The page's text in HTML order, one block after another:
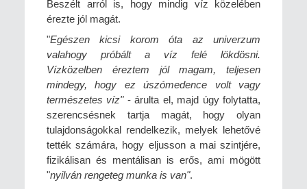
Beszélt arról is, hogy mindig víz közelében
érezte jól magát.
"Egészen kicsi korom óta az univerzum
valahogy próbált a víz felé lökdösni.
Vízközelben éreztem jól magam, teljesen
mindegy, hogy ez úszómedence volt vagy
természetes víz"- árulta el, majd úgy folytatta,
szerencsésnek tartja magát, hogy olyan
tulajdonságokkal rendelkezik, melyek lehetővé
tették számára, hogy eljusson a mai szintjére,
fizikálisan és mentálisan is erős, ami mögött
"nyilván rengeteg munka is van".